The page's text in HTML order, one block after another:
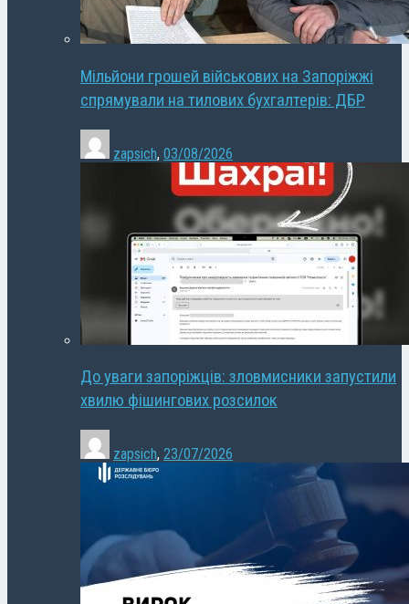
Мільйони грошей військових на Запоріжжі
спрямували на тилових бухгалтерів: ДБР
zapsich, 03/08/2026
До уваги запоріжців: зловмисники запустили
хвилю фішингових розсилок
zapsich, 23/07/2026